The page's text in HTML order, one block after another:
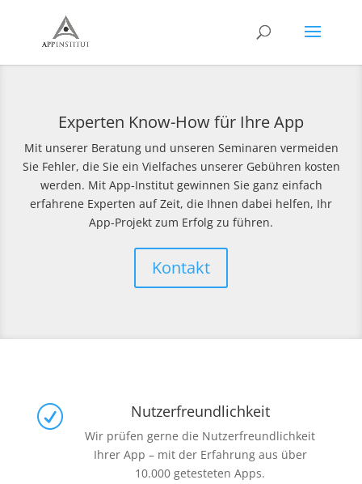
Experten Know-How für Ihre App
Mit unserer Beratung und unseren Seminaren vermeiden
Sie Fehler, die Sie ein Vielfaches unserer Gebühren kosten
werden. Mit App-Institut gewinnen Sie ganz einfach
erfahrene Experten auf Zeit, die Ihnen dabei helfen, Ihr
App-Projekt zum Erfolg zu führen.
Kontakt
R Nutzerfreundlichkeit
Wir prüfen gerne die Nutzerfreundlichkeit
Ihrer App – mit der Erfahrung aus über
10.000 getesteten Apps.